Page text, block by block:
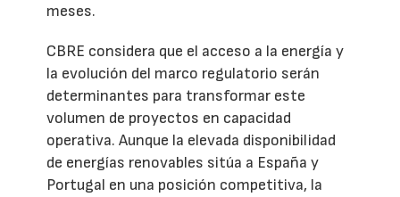
meses.
CBRE considera que el acceso a la energía y
la evolución del marco regulatorio serán
determinantes para transformar este
volumen de proyectos en capacidad
operativa. Aunque la elevada disponibilidad
de energías renovables sitúa a España y
Portugal en una posición competitiva, la